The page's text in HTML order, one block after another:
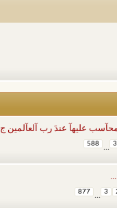
عليهآ عندَ رب آلعآلمين ج 15
3
...
588
3
...
877